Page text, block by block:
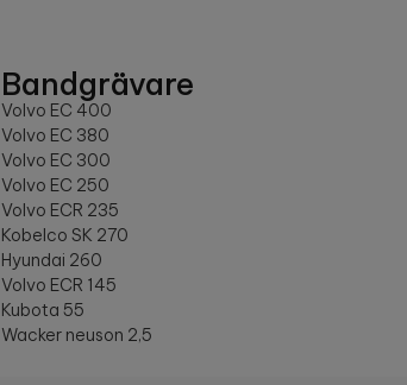
Bandgrävare
Volvo EC 400
Volvo EC 380
Volvo EC 300
Volvo EC 250
Volvo ECR 235
Kobelco SK 270
Hyundai 260
Volvo ECR 145
Kubota 55
Wacker neuson 2,5